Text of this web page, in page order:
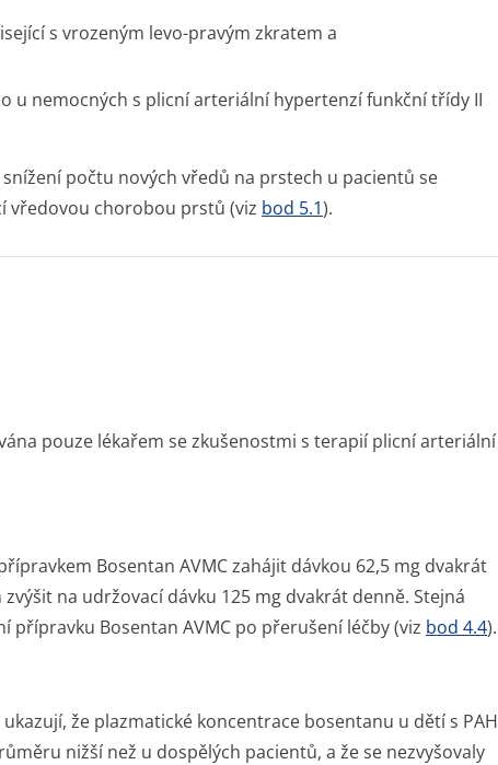
s vrozeným levo-pravým zkratem a
u nemocných s plicní arteriální hypertenzí funkční třídy II
počtu nových vředů na prstech u pacientů se
vředovou chorobou prstů (viz bod 5.1).
pouze lékařem se zkušenostmi s terapií plicní arteriální
Bosentan AVMC zahájit dávkou 62,5 mg dvakrát
na udržovací dávku 125 mg dvakrát denně. Stejná
Bosentan AVMC po přerušení léčby (viz bod 4.4).
že plazmatické koncentrace bosentanu u dětí s PAH
nižší než u dospělých pacientů, a že se nezvyšovaly